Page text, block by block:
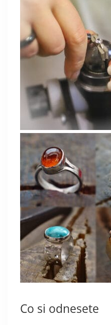
Co si odnesete